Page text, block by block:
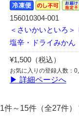
156010304-001
＜さいかいといろ＞
塩辛・ドライみかん
¥1,500（税込）
お気に入りの登録人数：0
▶ 詳細ページへ
1件～15件（全27件）